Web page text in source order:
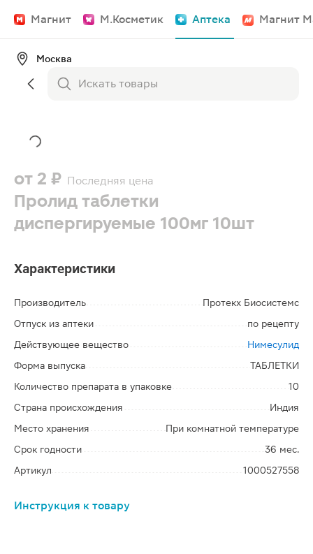
Магнит М.Косметик Аптека Магнит
Москва
от 2 ₽ Последняя цена
Пролид таблетки
диспергируемые 100мг 10шт
Характеристики
Производитель
Протекх Биосистемс
Отпуск из аптеки
по рецепту
Действующее вещество
Нимесулид
Форма выпуска
ТАБЛЕТКИ
Количество препарата в упаковке
10
Страна происхождения
Индия
Место хранения
При комнатной температуре
Срок годности
36 мес.
Артикул
1000527558
Инструкция к товару